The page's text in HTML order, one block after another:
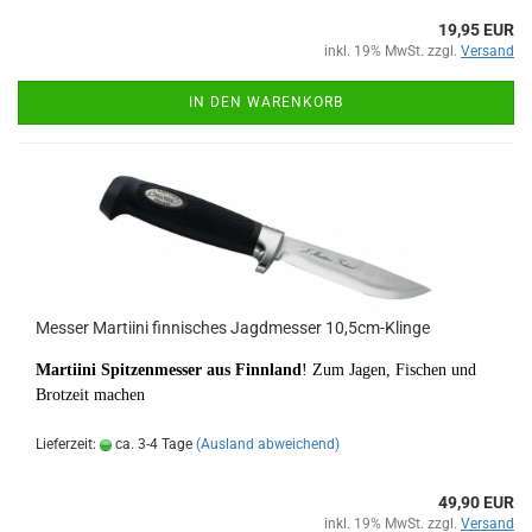
19,95 EUR
inkl. 19% MwSt. zzgl. Versand
IN DEN WARENKORB
Messer Martiini finnisches Jagdmesser 10,5cm-Klinge
Martiini Spitzenmesser aus Finnland! Zum Jagen, Fischen und
Brotzeit machen
Lieferzeit: ca. 3-4 Tage (Ausland abweichend)
49,90 EUR
inkl. 19% MwSt. zzgl. Versand